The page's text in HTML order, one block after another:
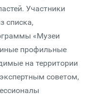
Участники
списка,
«Музеи
иные профильные
на территории
советом,